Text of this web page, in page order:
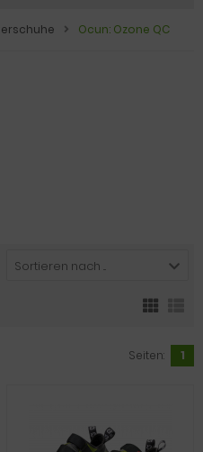
Ocun: Ozone QC
Sortieren nach ...
Seiten: 1